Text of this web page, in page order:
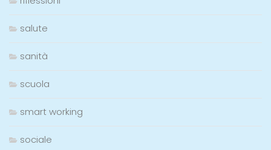
salute
sanità
scuola
smart working
sociale